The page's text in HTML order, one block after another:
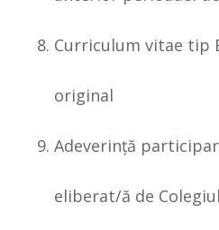
Curriculum vitae tip
original
Adeverinţă
eliberat/ă de